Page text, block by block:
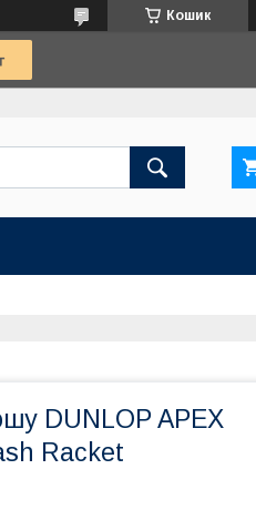
Кошик
DUNLOP APEX
Racket